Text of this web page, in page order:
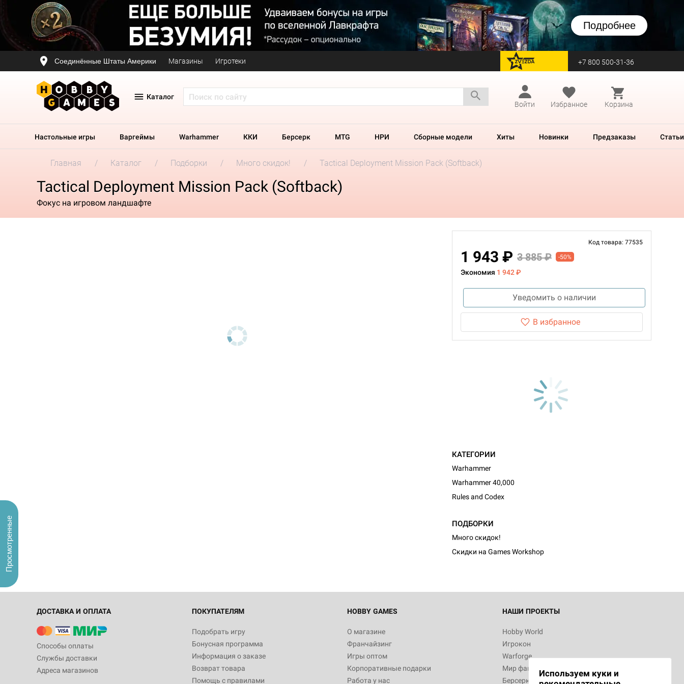
Подробнее
Соединённые Штаты Америки Магазины Игротеки перейти на Zvezda +7 800 500-31-36
Каталог
Войти
Избранное Корзина
Настольные игры Варгеймы Warhammer ККИ Берсерк MTG НРИ Сборные модели Хиты Новинки Предзаказы Статьи
Главная Каталог Подборки Много скидок! Tactical Deployment Mission Pack (Softback)
Tactical Deployment Mission Pack (Softback)
Фокус на игровом ландшафте
Код товара: 77535
1 943 ₽ 3 885 ₽ -50%
Экономия 1 942 ₽
Уведомить о наличии
В избранное
КАТЕГОРИИ
Warhammer
Warhammer 40,000
Rules and Codex
ПОДБОРКИ
Много скидок!
Скидки на Games Workshop
ДОСТАВКА И ОПЛАТА
Способы оплаты
Службы доставки
Адреса магазинов
ПОКУПАТЕЛЯМ
Подобрать игру
Бонусная программа
Информация о заказе
Возврат товара
Помощь с правилами
HOBBY GAMES
О магазине
Франчайзинг
Игры оптом
Корпоративные подарки
Работа у нас
НАШИ ПРОЕКТЫ
Hobby World
Игрокон
Warforge
Мир фантастики
Берсерк
Используем куки и
Просмотренные
"Мир фантастики. Спецвыпуск: Братья
империи: Боевая тревога
799
Настольная игра Hobby World Сумерки
империи. Четвёртая редакция: Грозовой
Рубеж
12 990